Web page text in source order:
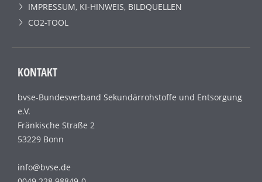
IMPRESSUM, KI-HINWEIS, BILDQUELLEN
CO2-TOOL
KONTAKT
bvse-Bundesverband Sekundärrohstoffe und Entsorgung
e.V.
Fränkische Straße 2
53229 Bonn
info@bvse.de